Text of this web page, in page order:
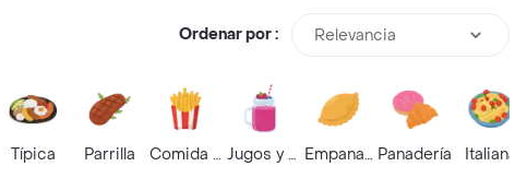
Ordenar por : Relevancia
Típica Parrilla Comida RápidaJugos y BatidosEmpanadasPanadería Italiana